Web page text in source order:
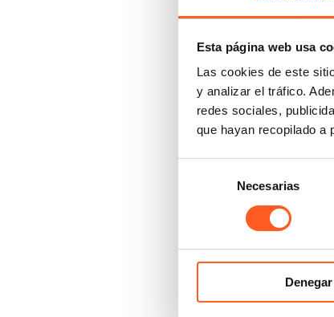
Esta página web usa
Las cookies de este
y analizar el tráfico.
redes sociales,
que hayan recopilado a
consentimiento
Necesarias
Denegar